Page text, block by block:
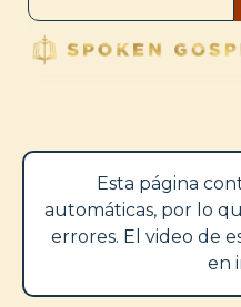
Esta página
automáticas, por lo
errores. El video de
en